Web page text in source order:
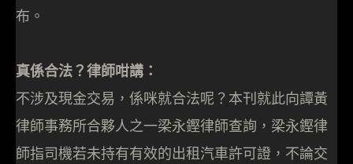
布。
真係合法？律師咁講：
不涉及現金交易，係咪就合法呢？本刊就此向譚黃
律師事務所合夥人之一梁永鏗律師查詢，梁永鏗律
師指司機若未持有有效的出租汽車許可證，不論交